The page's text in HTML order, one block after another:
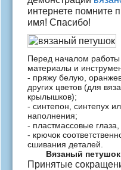
интернете помните
имя! Спасибо!
Перед началом
материалы и
- пряжу белую,
других цветов (для
крылышков);
- синтепон, синтепух
наполнения;
- пластмассовые
- крючок
сшивания деталей.
Вязаный
Принятые